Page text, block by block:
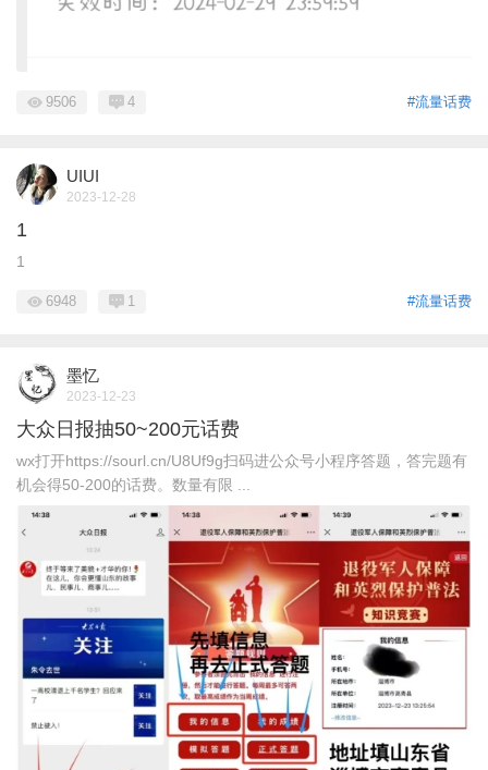
#流量话费
9506 4
UIUI
2023-12-28
1
1
#流量话费
6948 1
墨忆
2023-12-23
大众日报抽50~200元话费
wx打开https://sourl.cn/U8Uf9g扫码进公众号小程序答题，答完题有
机会得50-200的话费。数量有限 ...